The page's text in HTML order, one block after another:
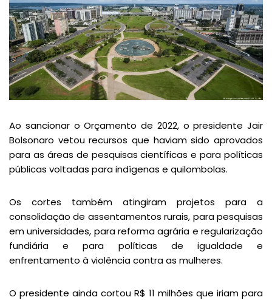
Ao sancionar o Orçamento de 2022, o presidente Jair
Bolsonaro vetou recursos que haviam sido aprovados
para as áreas de pesquisas científicas e para políticas
públicas voltadas para indígenas e quilombolas.
Os cortes também atingiram projetos para a
consolidação de assentamentos rurais, para pesquisas
em universidades, para reforma agrária e regularização
fundiária e para políticas de igualdade e
enfrentamento à violência contra as mulheres.
O presidente ainda cortou R$ 11 milhões que iriam para